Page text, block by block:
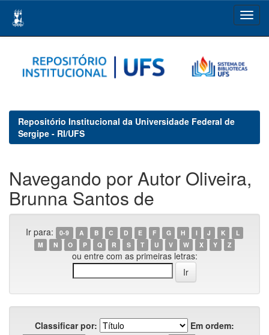
navigation
Repositório Institucional da Universidade Federal de
Sergipe - RI/UFS
Navegando por Autor Oliveira,
Brunna Santos de
Ir para: 0-9 A B C D E F G H I J K
L
M
N O P Q R S T U V W X Y Z
ou entre com as primeiras letras:
Classificar por:
Em ordem: